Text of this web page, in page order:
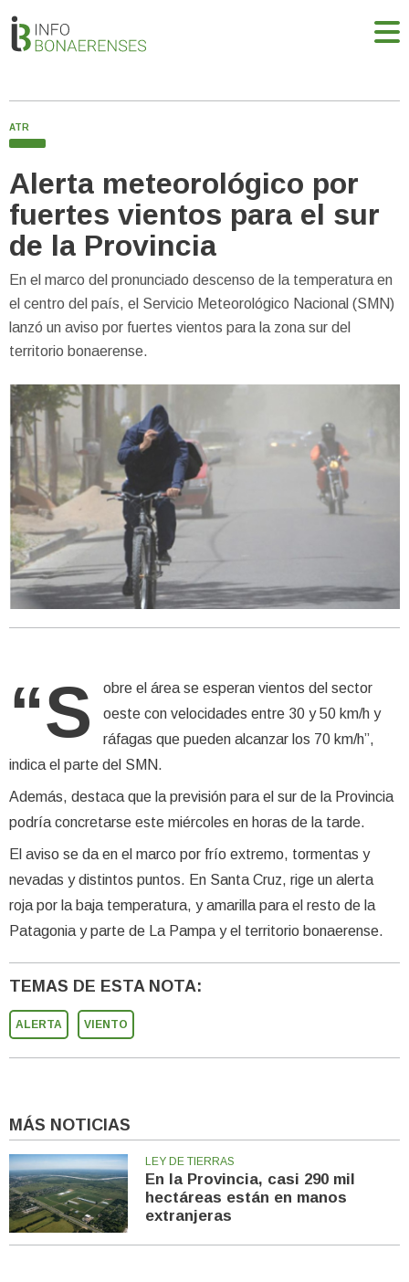
ATR
Alerta meteorológico por
fuertes vientos para el sur
de la Provincia
En el marco del pronunciado descenso de la temperatura en
el centro del país, el Servicio Meteorológico Nacional (SMN)
lanzó un aviso por fuertes vientos para la zona sur del
territorio bonaerense.
“S
obre el área se esperan vientos del sector
oeste con velocidades entre 30 y 50 km/h y
ráfagas que pueden alcanzar los 70 km/h”,
indica el parte del SMN.
Además, destaca que la previsión para el sur de la Provincia
podría concretarse este miércoles en horas de la tarde.
El aviso se da en el marco por frío extremo, tormentas y
nevadas y distintos puntos. En Santa Cruz, rige un alerta
roja por la baja temperatura, y amarilla para el resto de la
Patagonia y parte de La Pampa y el territorio bonaerense.
TEMAS DE ESTA NOTA:
ALERTA VIENTO
MÁS NOTICIAS
LEY DE TIERRAS
En la Provincia, casi 290 mil
hectáreas están en manos
extranjeras